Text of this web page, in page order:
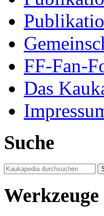
FF-Fan-
Das
Suche
Werkzeuge